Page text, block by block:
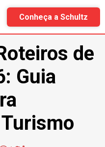
Conheça a Schultz
de
Guia